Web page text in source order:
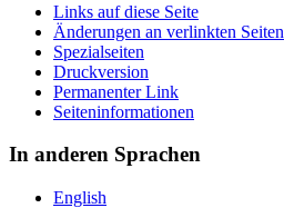
Links auf diese Seite
Änderungen an verlinkten Seiten
Spezialseiten
Druckversion
Permanenter Link
Seiten­­informationen
In anderen Sprachen
English